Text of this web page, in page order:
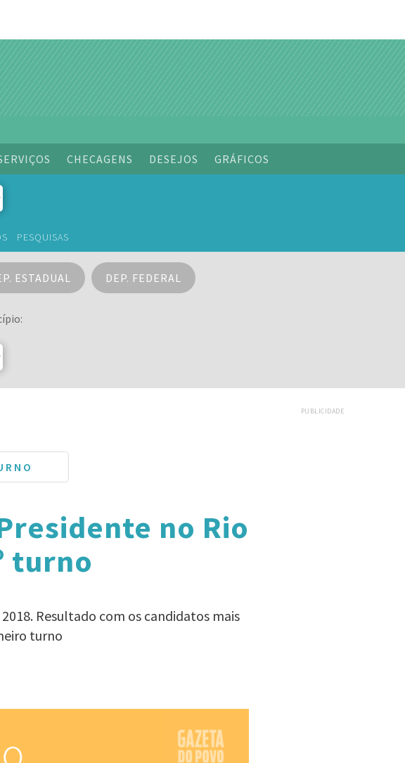
CHECAGENS DESEJOS GRÁFICOS
PESQUISAS
ESTADUAL DEP. FEDERAL
PUBLICIDADE
no Rio
turno
Resultado com os candidatos mais
turno